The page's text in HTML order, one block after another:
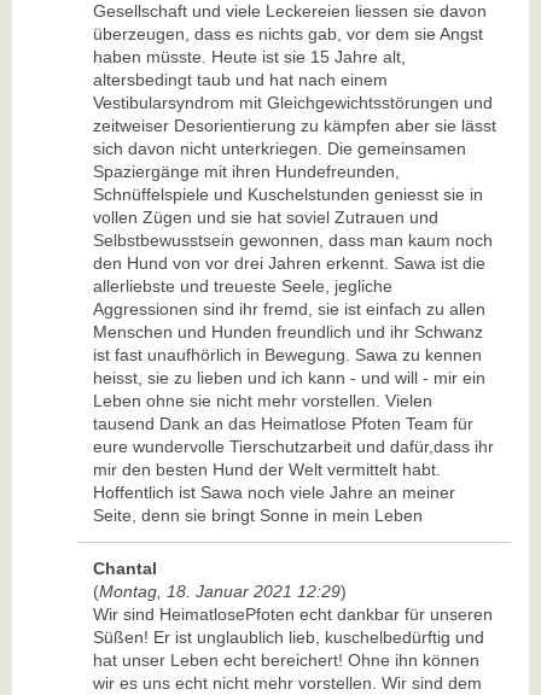
Gesellschaft und viele Leckereien liessen sie davon
überzeugen, dass es nichts gab, vor dem sie Angst
haben müsste. Heute ist sie 15 Jahre alt,
altersbedingt taub und hat nach einem
Vestibularsyndrom mit Gleichgewichtsstörungen und
zeitweiser Desorientierung zu kämpfen aber sie lässt
sich davon nicht unterkriegen. Die gemeinsamen
Spaziergänge mit ihren Hundefreunden,
Schnüffelspiele und Kuschelstunden geniesst sie in
vollen Zügen und sie hat soviel Zutrauen und
Selbstbewusstsein gewonnen, dass man kaum noch
den Hund von vor drei Jahren erkennt. Sawa ist die
allerliebste und treueste Seele, jegliche
Aggressionen sind ihr fremd, sie ist einfach zu allen
Menschen und Hunden freundlich und ihr Schwanz
ist fast unaufhörlich in Bewegung. Sawa zu kennen
heisst, sie zu lieben und ich kann - und will - mir ein
Leben ohne sie nicht mehr vorstellen. Vielen
tausend Dank an das Heimatlose Pfoten Team für
eure wundervolle Tierschutzarbeit und dafür,dass ihr
mir den besten Hund der Welt vermittelt habt.
Hoffentlich ist Sawa noch viele Jahre an meiner
Seite, denn sie bringt Sonne in mein Leben
Chantal
(Montag, 18. Januar 2021 12:29)
Wir sind HeimatlosePfoten echt dankbar für unseren
Süßen! Er ist unglaublich lieb, kuschelbedürftig und
hat unser Leben echt bereichert! Ohne ihn können
wir es uns echt nicht mehr vorstellen. Wir sind dem